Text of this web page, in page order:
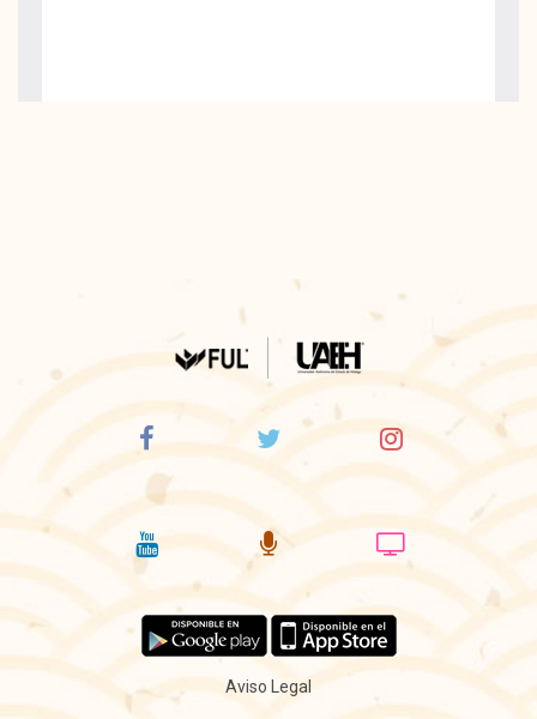
Aviso Legal